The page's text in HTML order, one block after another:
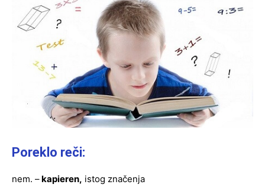
Poreklo reči:
nem. –kapieren, istog značenja